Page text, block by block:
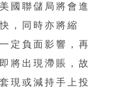
國聯儲局將會進
，同時亦將縮
定負面影響，再
將出現滯賬，故
現或減持手上投